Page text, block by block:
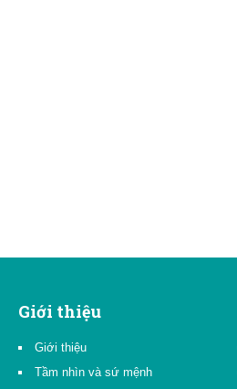
Giới thiệu
Giới thiệu
Tầm nhìn và sứ mệnh